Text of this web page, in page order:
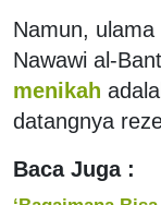
Namun,
Nawawi al-
menikah
datangnya
Baca Juga :